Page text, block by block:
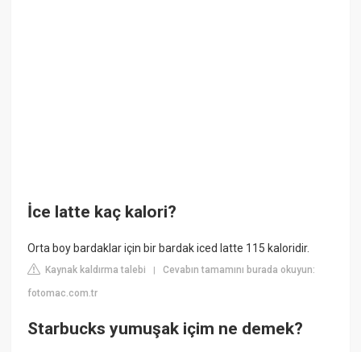
İce latte kaç kalori?
Orta boy bardaklar için bir bardak iced latte 115 kaloridir.
Kaynak kaldırma talebi |Cevabın tamamını burada okuyun:
fotomac.com.tr
Starbucks yumuşak içim ne demek?